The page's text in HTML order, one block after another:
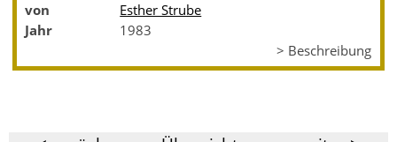
von
Esther Strube
Jahr
1983
> Beschreibung